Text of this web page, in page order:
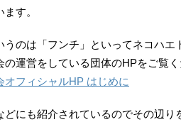
す。
うのは「フンチ」といってネコハ
運営をしている団体のHPをご覧く
オフィシャルHP はじめに
どにも紹介されているのでその辺り